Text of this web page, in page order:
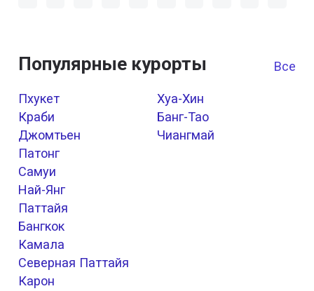
Популярные курорты Все
Пхукет
Краби
Джомтьен
Патонг
Самуи
Най-Янг
Паттайя
Бангкок
Камала
Северная Паттайя
Карон
Хуа-Хин
Банг-Тао
Чиангмай